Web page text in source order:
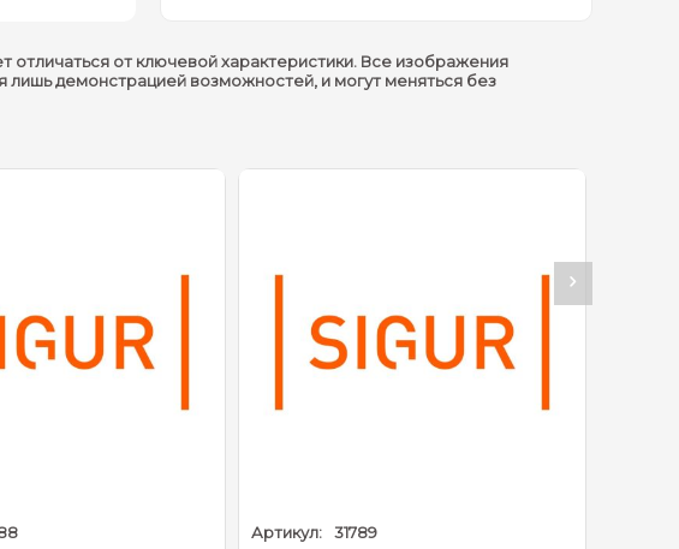
от ключевой характеристики. Все изображения
лишь демонстрацией возможностей, и могут меняться без
Артикул: 31789